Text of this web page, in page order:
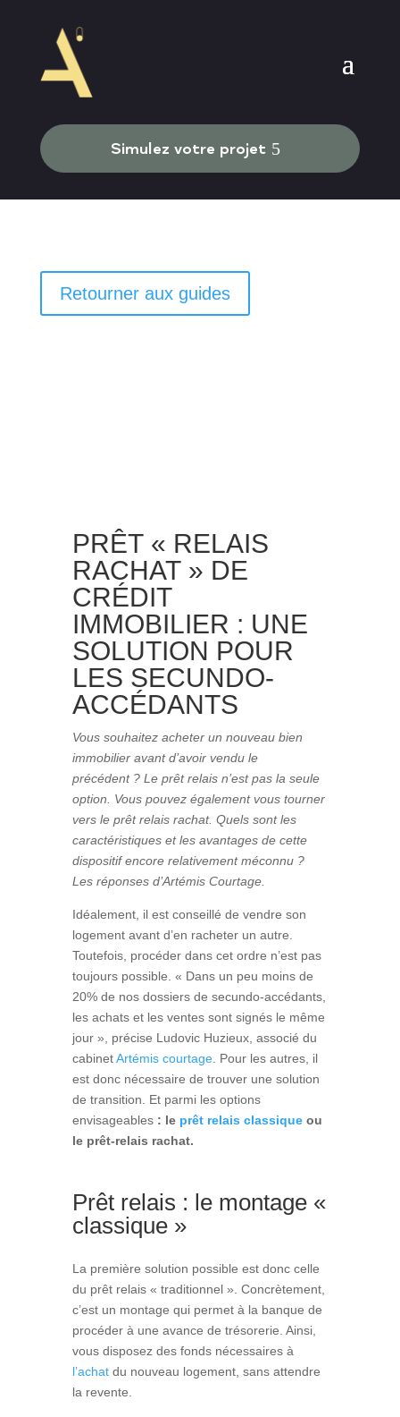
Simulez votre projet
Retourner aux guides
PRÊT « RELAIS
RACHAT » DE
CRÉDIT
IMMOBILIER : UNE
SOLUTION POUR
LES SECUNDO-
ACCÉDANTS
Vous souhaitez acheter un nouveau bien
immobilier avant d’avoir vendu le
précédent ? Le prêt relais n’est pas la seule
option. Vous pouvez également vous tourner
vers le prêt relais rachat. Quels sont les
caractéristiques et les avantages de cette
dispositif encore relativement méconnu ?
Les réponses d’Artémis Courtage.
Idéalement, il est conseillé de vendre son
logement avant d’en racheter un autre.
Toutefois, procéder dans cet ordre n’est pas
toujours possible. « Dans un peu moins de
20% de nos dossiers de secundo-accédants,
les achats et les ventes sont signés le même
jour », précise Ludovic Huzieux, associé du
cabinetArtémis courtage. Pour les autres, il
est donc nécessaire de trouver une solution
de transition. Et parmi les options
envisageables : le prêt relais classiqueou
le prêt-relais rachat.
Prêt relais : le montage «
classique »
La première solution possible est donc celle
du prêt relais « traditionnel ». Concrètement,
c’est un montage qui permet à la banque de
procéder à une avance de trésorerie. Ainsi,
vous disposez des fonds nécessaires à
l’achatdu nouveau logement, sans attendre
la revente.